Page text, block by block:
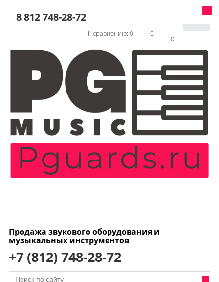
8 812 748-28-72
0
0
К сравнению: 0
Продажа звукового оборудования и
музыкальных инструментов
+7 (812) 748-28-72